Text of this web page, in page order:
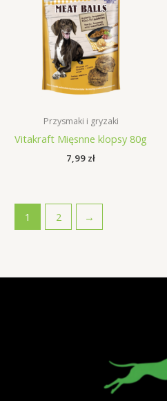
Przysmaki i gryzaki
Vitakraft Mięsnne klopsy 80g
7,99 zł
1 2 →